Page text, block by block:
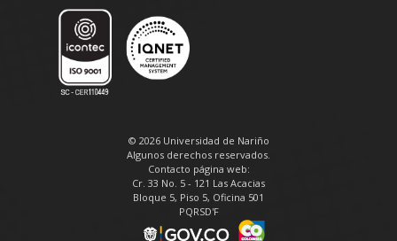
© 2026 Universidad de Nariño
Algunos derechos reservados.
Contacto página web:
Cr. 33 No. 5 - 121 Las Acacias
Bloque 5, Piso 5, Oficina 501
PQRSD'F